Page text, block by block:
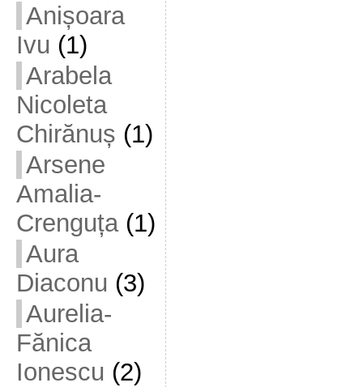
Anișoara
Ivu (1)
Arabela
Nicoleta
Chirănuș (1)
Arsene
Amalia-
Crenguța(1)
Aura
Diaconu (3)
Aurelia-
Fănica
Ionescu (2)